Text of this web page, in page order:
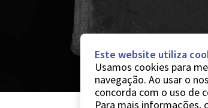
Este website utiliza
Usamos cookies para
navegação. Ao usar o
concorda com o uso de
Para mais informações,